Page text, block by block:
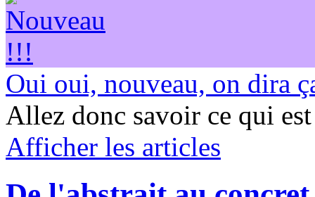
Oui oui, nouveau, on dira
Allez donc savoir ce qui
Afficher les articles